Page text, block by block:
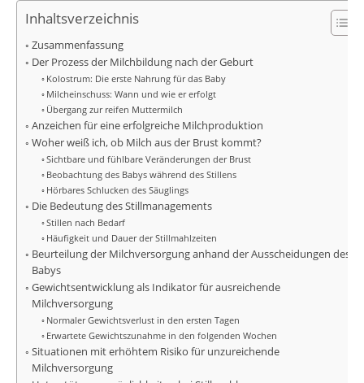
Inhaltsverzeichnis
Zusammenfassung
Der Prozess der Milchbildung nach der Geburt
Kolostrum: Die erste Nahrung für das Baby
Milcheinschuss: Wann und wie er erfolgt
Übergang zur reifen Muttermilch
Anzeichen für eine erfolgreiche Milchproduktion
Woher weiß ich, ob Milch aus der Brust kommt?
Sichtbare und fühlbare Veränderungen der Brust
Beobachtung des Babys während des Stillens
Hörbares Schlucken des Säuglings
Die Bedeutung des Stillmanagements
Stillen nach Bedarf
Häufigkeit und Dauer der Stillmahlzeiten
Beurteilung der Milchversorgung anhand der Ausscheidungen des
Babys
Gewichtsentwicklung als Indikator für ausreichende
Milchversorgung
Normaler Gewichtsverlust in den ersten Tagen
Erwartete Gewichtszunahme in den folgenden Wochen
Situationen mit erhöhtem Risiko für unzureichende
Milchversorgung